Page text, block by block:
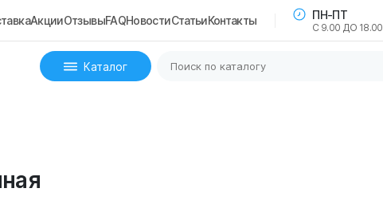
АкцииОтзывыFAQНовостиСтатьиКонтакты ПН-ПТ
С 9.00 ДО 18.00
Каталог